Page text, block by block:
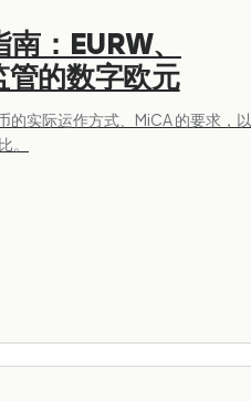
：EURW、
的数字欧元
的实际运作方式、MiCA 的要求，以
。